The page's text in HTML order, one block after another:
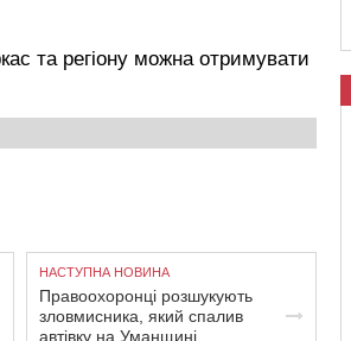
та регіону можна отримувати
НАСТУПНА НОВИНА
Правоохоронці розшукують
зловмисника, який спалив
автівку на Уманщині